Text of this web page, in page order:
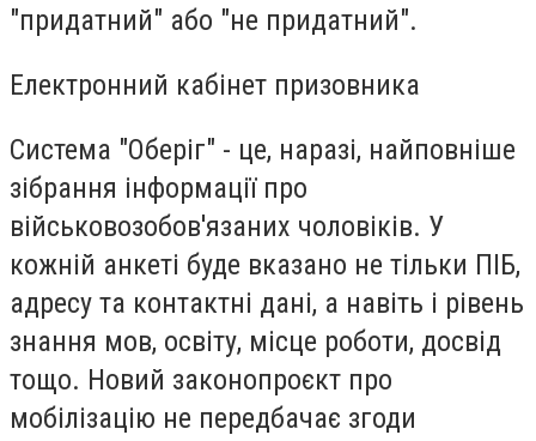
"придатний" або "не придатний".
Електронний кабінет призовника
Система "Оберіг" - це, наразі, найповніше
зібрання інформації про
військовозобов'язаних чоловіків. У
кожній анкеті буде вказано не тільки ПІБ,
адресу та контактні дані, а навіть і рівень
знання мов, освіту, місце роботи, досвід
тощо. Новий законопроєкт про
мобілізацію не передбачає згоди